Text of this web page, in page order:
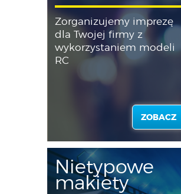
Zorganizujemy imprezę
dla Twojej firmy z
wykorzystaniem modeli
RC
ZOBACZ
Nietypowe
makiety